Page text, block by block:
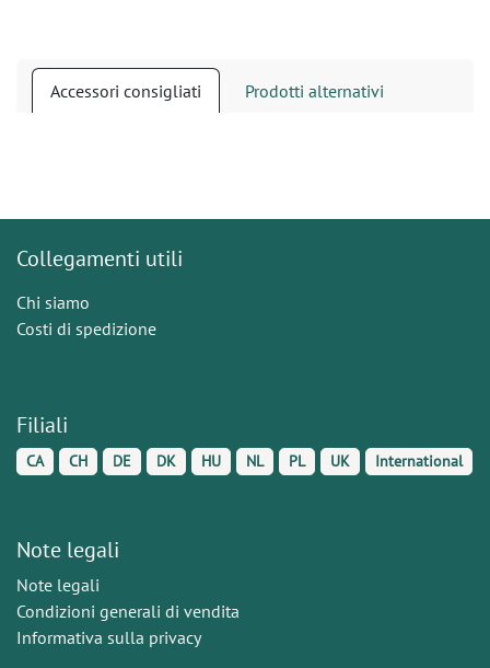
Accessori consigliati Prodotti alternativi
Collegamenti utili
Chi siamo
Costi di spedizione
Filiali
CA CH DE DK HU NL PL UK International
Note legali
Note legali
Condizioni generali di vendita
Informativa sulla privacy